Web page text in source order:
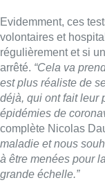
Evidemment, ces
volontaires et
régulièrement et si
arrêté. “Cela va
est plus réaliste de
déjà, qui ont fait leur
épidémies de
complète Nicolas
maladie et nous
à être menées pour
grande échelle.”